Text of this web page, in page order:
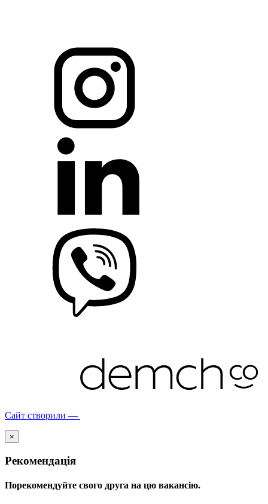
Сайт створили —
×
Рекомендація
Порекомендуйте свого друга на цю вакансію.